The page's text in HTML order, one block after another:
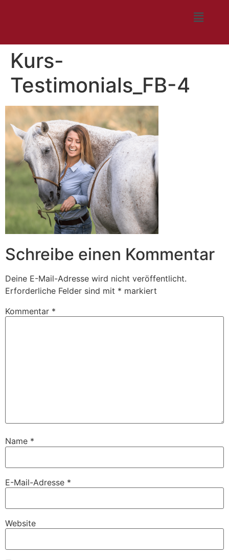
Kurs-
Testimonials_FB-4
Schreibe einen Kommentar
Deine E-Mail-Adresse wird nicht veröffentlicht.
Erforderliche Felder sind mit * markiert
Kommentar *
Name *
E-Mail-Adresse *
Website